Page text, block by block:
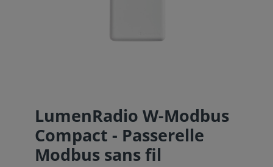
LumenRadio W-Modbus
Compact - Passerelle
Modbus sans fil